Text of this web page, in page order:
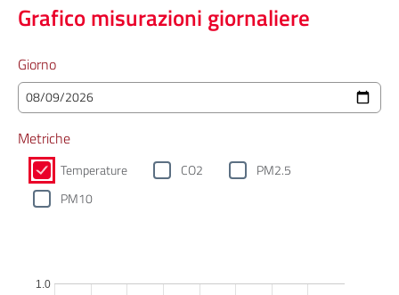
Grafico misurazioni giornaliere
Giorno
Metriche
Temperature CO2
PM2.5
PM10
1.0